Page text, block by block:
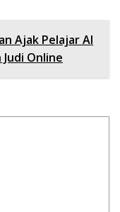
Ajak Pelajar Al
Online